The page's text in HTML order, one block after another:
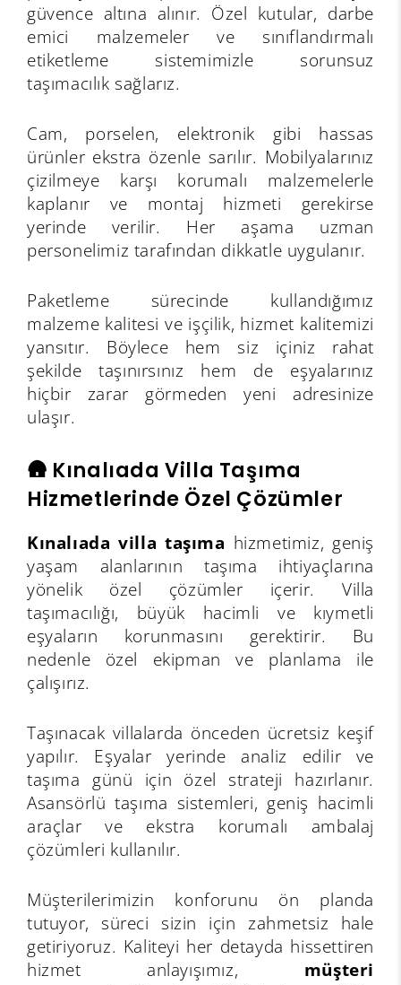
güvence altına alınır. Özel kutular, darbe
emici malzemeler ve sınıflandırmalı
etiketleme sistemimizle sorunsuz
taşımacılık sağlarız.
Cam, porselen, elektronik gibi hassas
ürünler ekstra özenle sarılır. Mobilyalarınız
çizilmeye karşı korumalı malzemelerle
kaplanır ve montaj hizmeti gerekirse
yerinde verilir. Her aşama uzman
personelimiz tarafından dikkatle uygulanır.
Paketleme sürecinde kullandığımız
malzeme kalitesi ve işçilik, hizmet kalitemizi
yansıtır. Böylece hem siz içiniz rahat
şekilde taşınırsınız hem de eşyalarınız
hiçbir zarar görmeden yeni adresinize
ulaşır.
🛖 Kınalıada Villa Taşıma
Hizmetlerinde Özel Çözümler
Kınalıada villa taşıma hizmetimiz, geniş
yaşam alanlarının taşıma ihtiyaçlarına
yönelik özel çözümler içerir. Villa
taşımacılığı, büyük hacimli ve kıymetli
eşyaların korunmasını gerektirir. Bu
nedenle özel ekipman ve planlama ile
çalışırız.
Taşınacak villalarda önceden ücretsiz keşif
yapılır. Eşyalar yerinde analiz edilir ve
taşıma günü için özel strateji hazırlanır.
Asansörlü taşıma sistemleri, geniş hacimli
araçlar ve ekstra korumalı ambalaj
çözümleri kullanılır.
Müşterilerimizin konforunu ön planda
tutuyor, süreci sizin için zahmetsiz hale
getiriyoruz. Kaliteyi her detayda hissettiren
hizmet anlayışımız, müşteri